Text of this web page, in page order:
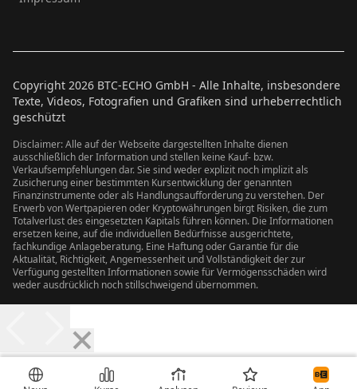
Copyright 2026 BTC-ECHO GmbH - Alle Inhalte, insbesondere
Texte, Videos, Fotografien und Grafiken sind urheberrechtlich
geschützt
Disclaimer: Alle auf der Webseite dargestellten Inhalte dienen
ausschließlich der Information und stellen keine Kauf- bzw.
Verkaufsempfehlungen dar. Sie sind weder explizit noch implizit als
Zusicherung einer bestimmten Kursentwicklung der genannten
Finanzinstrumente oder als Handlungsaufforderung zu verstehen. Der
Erwerb von Wertpapieren oder Kryptowährungen birgt Risiken, die zum
Totalverlust des eingesetzten Kapitals führen können. Die Informationen
ersetzen keine, auf die individuellen Bedürfnisse ausgerichtete,
fachkundige Anlageberatung. Eine Haftung oder Garantie für die
Aktualität, Richtigkeit, Angemessenheit und Vollständigkeit der zur
Verfügung gestellten Informationen sowie für Vermögensschäden wird
weder ausdrücklich noch stillschweigend übernommen.